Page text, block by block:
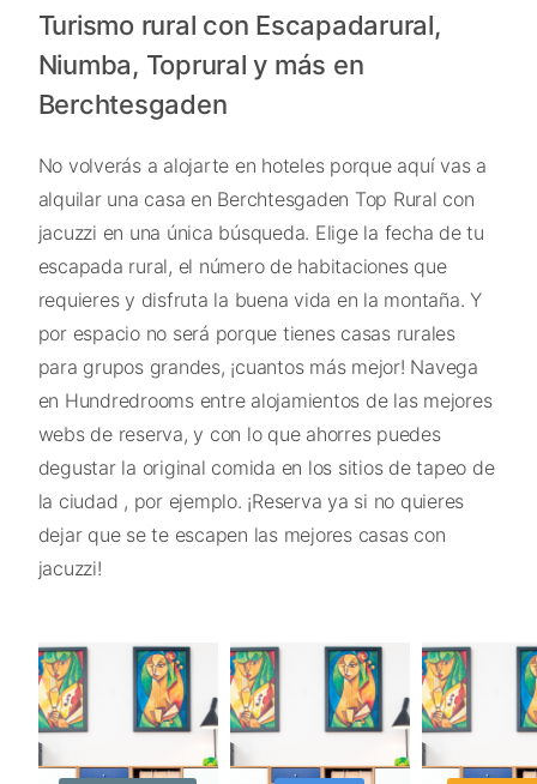
Turismo rural con Escapadarural,
Niumba, Toprural y más en
Berchtesgaden
No volverás a alojarte en hoteles porque aquí vas a
alquilar una casa en Berchtesgaden Top Rural con
jacuzzi en una única búsqueda. Elige la fecha de tu
escapada rural, el número de habitaciones que
requieres y disfruta la buena vida en la montaña. Y
por espacio no será porque tienes casas rurales
para grupos grandes, ¡cuantos más mejor! Navega
en Hundredrooms entre alojamientos de las mejores
webs de reserva, y con lo que ahorres puedes
degustar la original comida en los sitios de tapeo de
la ciudad , por ejemplo. ¡Reserva ya si no quieres
dejar que se te escapen las mejores casas con
jacuzzi!